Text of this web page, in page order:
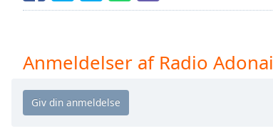
Remaining
Playback
Rate
Anmeldelser af Radio Adonai